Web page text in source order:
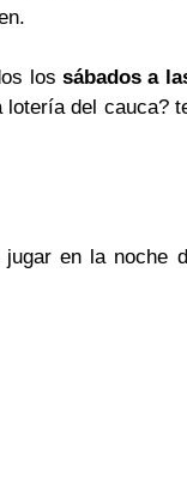
lossábados a
lotería del cauca?
en la noche